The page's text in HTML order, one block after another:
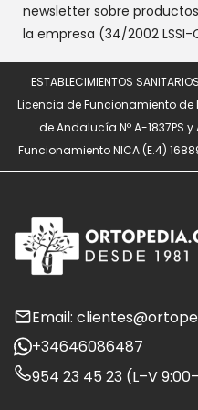
newsletter sobre
la empresa (34/2002 LSSI-
ESTABLECIMIENTOS
Licencia de Funcionamiento
de Andalucía Nº A-1837PS
Funcionamiento NICA (E.4)
Email:
+34646086487
954 23 45 23 (L–V